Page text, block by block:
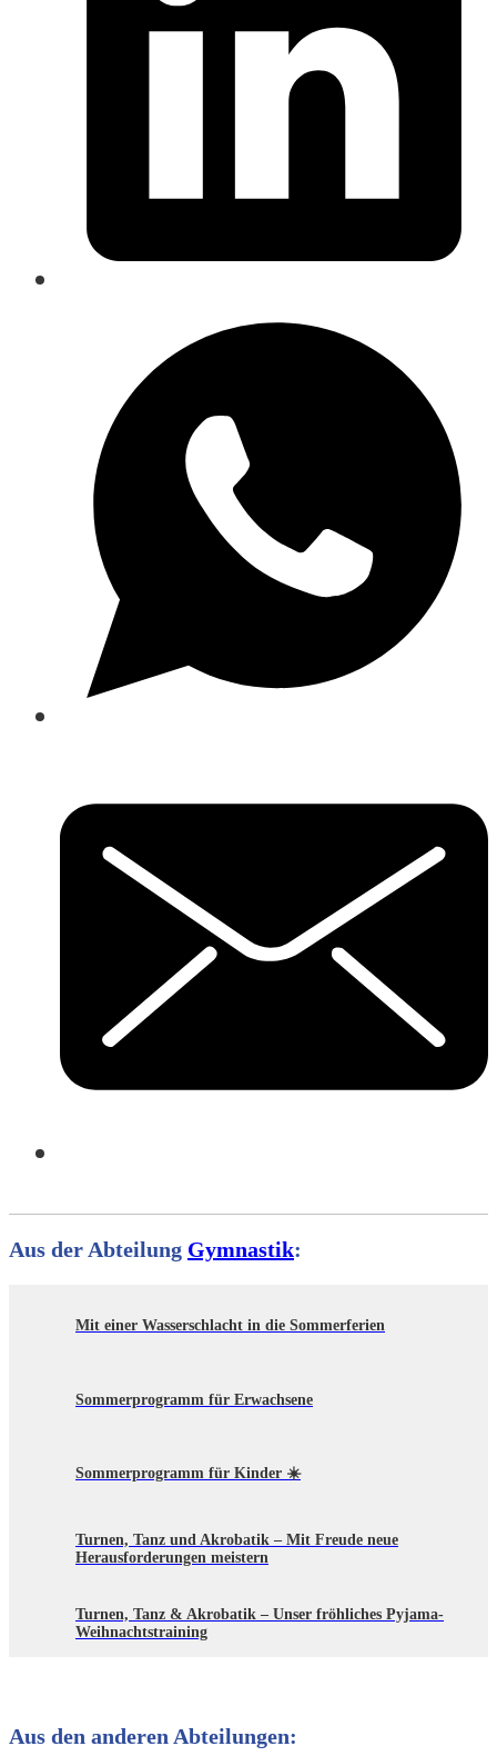
Aus der Abteilung Gymnastik:
Mit einer Wasserschlacht in die Sommerferien
Sommerprogramm für Erwachsene
Sommerprogramm für Kinder ☀️
Turnen, Tanz und Akrobatik – Mit Freude neue
Herausforderungen meistern
Turnen, Tanz & Akrobatik – Unser fröhliches Pyjama-
Weihnachtstraining
Aus den anderen Abteilungen: